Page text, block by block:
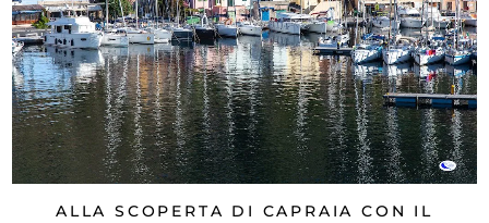
ALLA SCOPERTA DI CAPRAIA CON IL